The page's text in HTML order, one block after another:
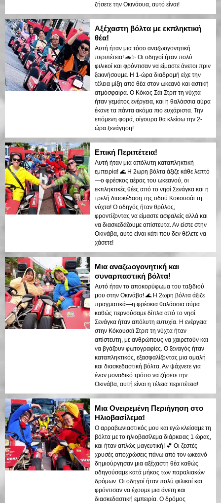
ζήσετε την Οκινάουα, αυτό είναι!
Αξέχαστη βόλτα με εκπληκτική
θέα!
Αυτή ήταν μια τόσο αναζωογονητική
περιπέτεια! 🚗✨ Οι οδηγοί ήταν πολύ
φιλικοί και φρόντισαν να είμαστε άνετοι πριν
ξεκινήσουμε. Η 1-ώρα διαδρομή είχε την
τέλεια μίξη από θέα στον ωκεανό και αστική
ατμόσφαιρα. Ο Κόκος Σάι Στριτ τη νύχτα
ήταν γεμάτος ενέργεια, και η θαλάσσια αύρα
έκανε τα πάντα ακόμα πιο ευχάριστα. Την
επόμενη φορά, σίγουρα θα κλείσω την 2-
ώρα ξενάγηση!
Επική Περιπέτεια!
Αυτή ήταν μια απόλυτη καταπληκτική
εμπειρία! 🌊 Η 2ωρη βόλτα άξιζε κάθε λεπτό
—ο φρέσκος αέρας του ωκεανού, οι
εκπληκτικές θέες από το νησί Σενάγκα και η
τρελή διασκέδαση της οδού Κοκουσάι τη
νύχτα! Ο οδηγός ήταν θρύλος,
φροντίζοντας να είμαστε ασφαλείς αλλά και
να διασκεδάζουμε απίστευτα. Αν είστε στην
Οκινάβα, αυτό είναι κάτι που δεν θέλετε να
χάσετε!
Μια αναζωογονητική και
συναρπαστική βόλτα!
Αυτό ήταν το αποκορύφωμα του ταξιδιού
μου στην Οκινάβα! 🌊 Η 2ωρη βόλτα άξιζε
πραγματικά—η φρέσκια θαλάσσια αύρα
καθώς περνούσαμε δίπλα από το νησί
Σενάγκα ήταν απόλυτη ευτυχία. Η ενέργεια
στην Κόκουσαϊ Στριτ τη νύχτα ήταν
απίστευτη, με ανθρώπους να χαιρετούν και
να βγάζουν φωτογραφίες. Ο ξεναγός ήταν
καταπληκτικός, εξασφαλίζοντας μια ομαλή
και διασκεδαστική βόλτα. Αν ψάχνετε για
έναν μοναδικό τρόπο να ζήσετε την
Οκινάβα, αυτή είναι η τέλεια περιπέτεια!
Μια Ονειρεμένη Περιήγηση στο
Ηλιοβασίλεμα!
Ο αρραβωνιαστικός μου και εγώ κλείσαμε τη
βόλτα με το ηλιοβασίλεμα διάρκειας 1 ώρας,
και ήταν απλώς μαγευτική! 💕 Οι ζεστές
χρυσές αποχρώσεις πάνω από τον ωκεανό
δημιούργησαν μια αξέχαστη θέα καθώς
οδηγούσαμε κατά μήκος των παραλιακών
δρόμων. Οι οδηγοί ήταν πολύ φιλικοί και
φρόντισαν να έχουμε μια άνετη και
διασκεδαστική εμπειρία. Ο δρόμος